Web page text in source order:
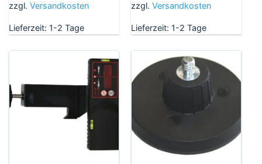
zzgl. Versandkosten
Lieferzeit: 1-2 Tage
zzgl. Versandkosten
Lieferzeit: 1-2 Tage